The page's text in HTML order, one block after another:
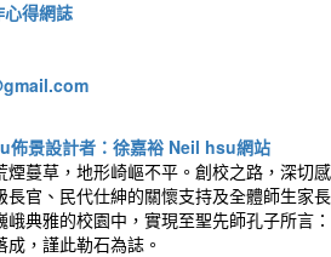
得網誌
蔓草，地形崎嶇不平。創校之路，深切
官、民代仕紳的關懷支持及全體師生家
典雅的校園中，實現至聖先師孔子所言
，謹此勒石為誌。